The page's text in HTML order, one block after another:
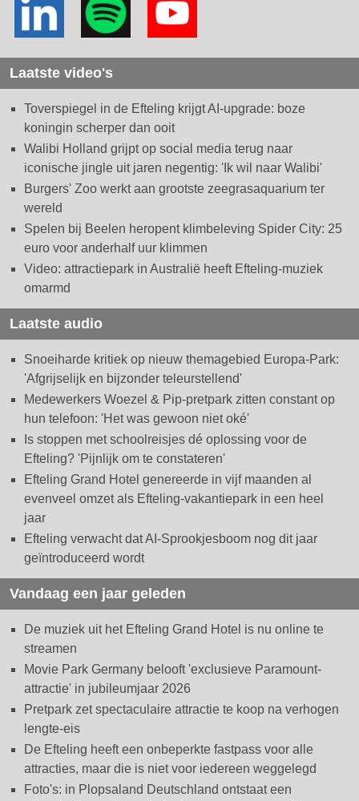
Laatste video's
Toverspiegel in de Efteling krijgt AI-upgrade: boze
koningin scherper dan ooit
Walibi Holland grijpt op social media terug naar
iconische jingle uit jaren negentig: 'Ik wil naar Walibi'
Burgers' Zoo werkt aan grootste zeegrasaquarium ter
wereld
Spelen bij Beelen heropent klimbeleving Spider City: 25
euro voor anderhalf uur klimmen
Video: attractiepark in Australië heeft Efteling-muziek
omarmd
Laatste audio
Snoeiharde kritiek op nieuw themagebied Europa-Park:
'Afgrijselijk en bijzonder teleurstellend'
Medewerkers Woezel & Pip-pretpark zitten constant op
hun telefoon: 'Het was gewoon niet oké'
Is stoppen met schoolreisjes dé oplossing voor de
Efteling? 'Pijnlijk om te constateren'
Efteling Grand Hotel genereerde in vijf maanden al
evenveel omzet als Efteling-vakantiepark in een heel
jaar
Efteling verwacht dat AI-Sprookjesboom nog dit jaar
geïntroduceerd wordt
Vandaag een jaar geleden
De muziek uit het Efteling Grand Hotel is nu online te
streamen
Movie Park Germany belooft 'exclusieve Paramount-
attractie' in jubileumjaar 2026
Pretpark zet spectaculaire attractie te koop na verhogen
lengte-eis
De Efteling heeft een onbeperkte fastpass voor alle
attracties, maar die is niet voor iedereen weggelegd
Foto's: in Plopsaland Deutschland ontstaat een